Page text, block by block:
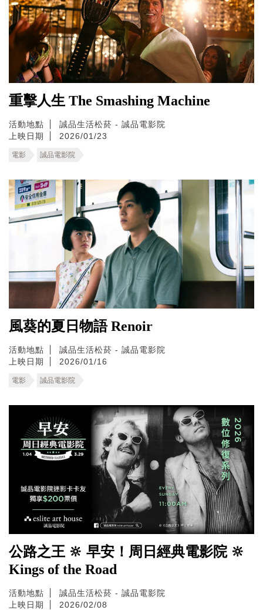
重擊人生 The Smashing Machine
活動地點
誠品生活松菸 - 誠品電影院
上映日期
2026/01/23
電影 誠品電影院
風葵的夏日物語 Renoir
活動地點
誠品生活松菸 - 誠品電影院
上映日期
2026/01/16
電影 誠品電影院
公路之王 🔆 早安！周日經典電影院 🔆
Kings of the Road
活動地點
誠品生活松菸 - 誠品電影院
上映日期
2026/02/08